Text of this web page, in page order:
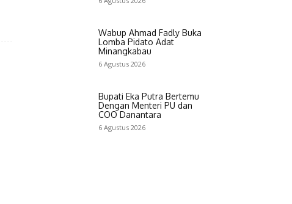
Wabup Ahmad Fadly Buka
Lomba Pidato Adat
Minangkabau
6 Agustus 2026
Bupati Eka Putra Bertemu
Dengan Menteri PU dan
COO Danantara
6 Agustus 2026